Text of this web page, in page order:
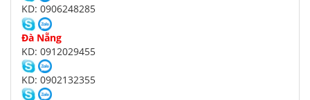
KD: 0906248285
Đà Nẵng
KD: 0912029455
KD: 0902132355